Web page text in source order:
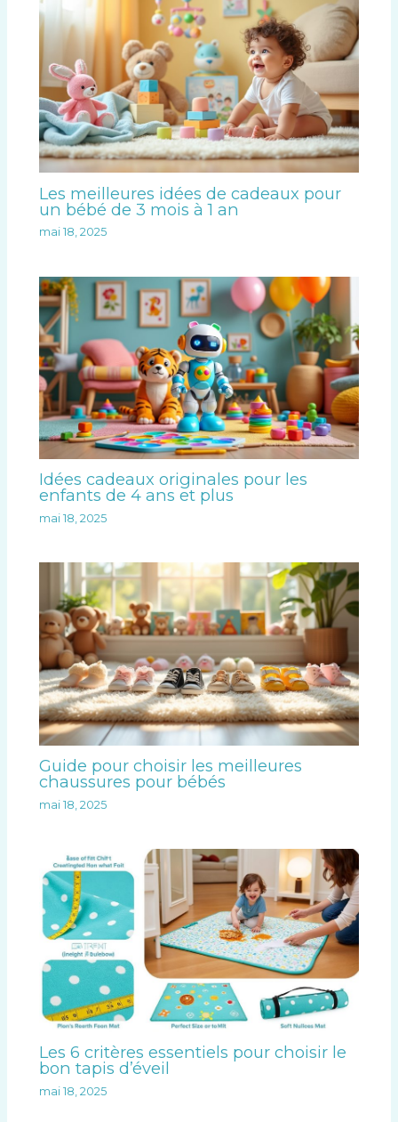
Les meilleures idées de cadeaux pour
un bébé de 3 mois à 1 an
mai 18, 2025
Idées cadeaux originales pour les
enfants de 4 ans et plus
mai 18, 2025
Guide pour choisir les meilleures
chaussures pour bébés
mai 18, 2025
Les 6 critères essentiels pour choisir le
bon tapis d’éveil
mai 18, 2025